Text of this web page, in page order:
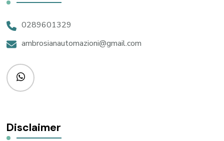
0289601329
ambrosianautomazioni@gmail.com
Disclaimer